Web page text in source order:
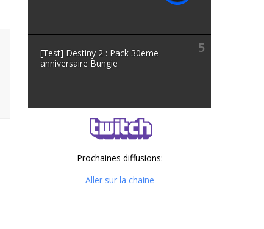
5
[Test] Destiny 2 : Pack 30eme
anniversaire Bungie
Prochaines diffusions:
Aller sur la chaine